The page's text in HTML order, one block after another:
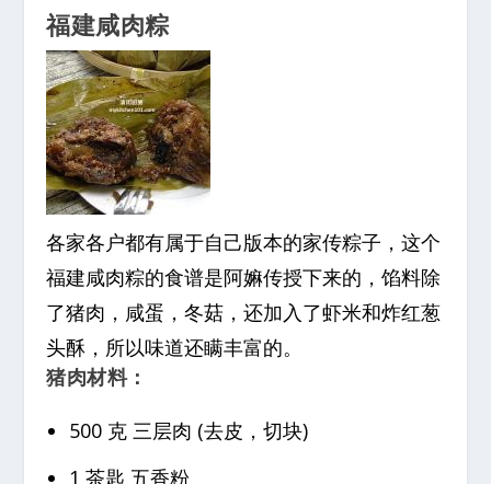
福建咸肉粽
各家各户都有属于自己版本的家传粽子，这个
福建咸肉粽的食谱是阿嫲传授下来的，馅料除
了猪肉，咸蛋，冬菇，还加入了虾米和炸红葱
头酥，所以味道还瞒丰富的。
猪肉材料：
500 克 三层肉 (去皮，切块)
1 茶匙 五香粉